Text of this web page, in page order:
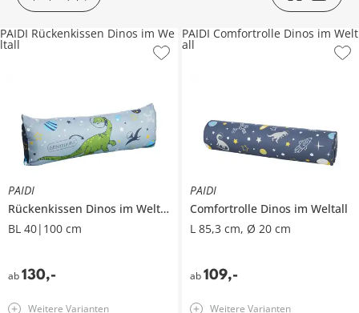
PAIDI
Rückenkissen Dinos im Weltall
BL 40|100 cm
ab130,-
PAIDI Rückenkissen Dinos im We
ltall
Weitere Varianten
PAIDI
Comfortrolle Dinos im Weltall
L 85,3 cm, Ø 20 cm
ab 109,-
PAIDI Comfortrolle Dinos im Welt
all
Weitere Varianten